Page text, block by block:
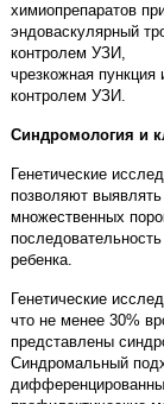
химиопрепаратов
эндоваскулярный
контролем УЗИ,
чрезкожная пункция
контролем УЗИ.
Синдромология и
Генетические
позволяют
множественных
ребенка.
Генетические
что не менее 30%
представлены
Синдромальный